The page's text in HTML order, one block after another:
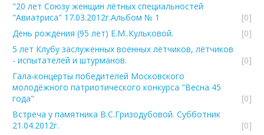
"20 лет Союзу женщин лётных специальностей
"Авиатриса" 17.03.2012г.Альбом № 1
[0]
День рождения (95 лет) Е.М..Кульковой.
[0]
5 лет Клубу заслуженных военных лётчиков, лётчиков
- испытателей и штурманов.
[0]
Гала-концерты победителей Московского
молодёжного патриотического конкурса "Весна 45
года"
[0]
Встреча у памятника В.С.Гризодубовой. Субботник
21.04.2012г.
[0]